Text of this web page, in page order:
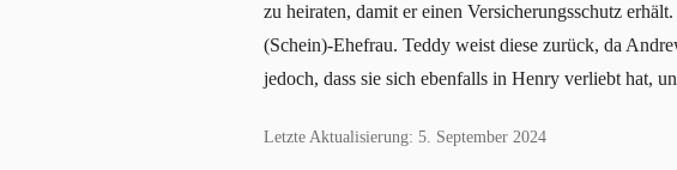
zu heiraten, damit er einen Versicherungsschutz
(Schein)-Ehefrau. Teddy weist diese zurück, da
jedoch, dass sie sich ebenfalls in Henry verliebt hat,
Letzte Aktualisierung: 5. September 2024